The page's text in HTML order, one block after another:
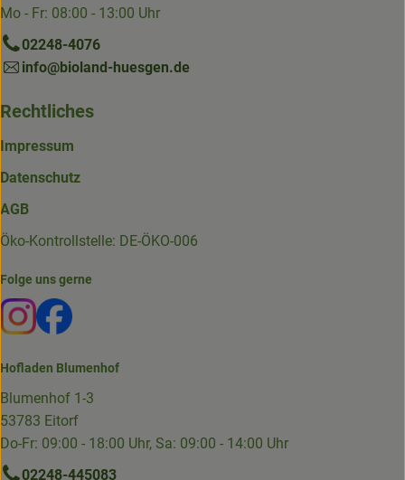
Mo - Fr: 08:00 - 13:00 Uhr
02248-4076
info@bioland-huesgen.de
Rechtliches
Impressum
Datenschutz
AGB
Öko-Kontrollstelle: DE-ÖKO-006
Folge uns gerne
Externer Link zu https://www.instagram.com/die.hofkiste/
Externer Link zu https://www.facebook.com/p/Die-
Hofladen Blumenhof
Blumenhof 1-3
53783 Eitorf
Do-Fr: 09:00 - 18:00 Uhr, Sa: 09:00 - 14:00 Uhr
02248-445083